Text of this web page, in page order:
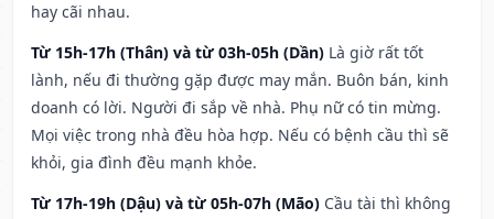
hay cãi nhau.
Từ 15h-17h (Thân) và từ 03h-05h (Dần) Là giờ rất tốt
lành, nếu đi thường gặp được may mắn. Buôn bán, kinh
doanh có lời. Người đi sắp về nhà. Phụ nữ có tin mừng.
Mọi việc trong nhà đều hòa hợp. Nếu có bệnh cầu thì sẽ
khỏi, gia đình đều mạnh khỏe.
Từ 17h-19h (Dậu) và từ 05h-07h (Mão) Cầu tài thì không